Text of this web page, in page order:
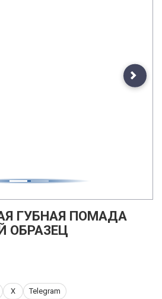
Next
ГУБНАЯ ПОМАДА
ОБРАЗЕЦ
X Telegram